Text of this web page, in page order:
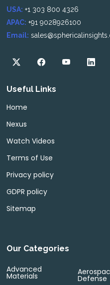
USA: +1 303 800 4326
APAC: +91 9028926100
Email:
Useful Links
Home
Nexus
Watch Videos
Terms of Use
Privacy policy
GDPR policy
Sitemap
Our Categories
Advanced
Materials Defense